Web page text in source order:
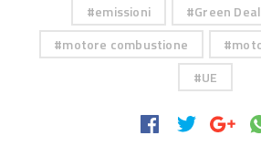
emissioni
Green Deal
motore combustione
UE